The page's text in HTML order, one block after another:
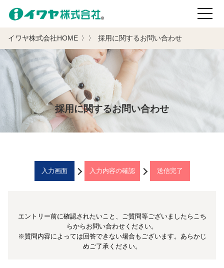
toggle
イワヤ株式会社HOME
採用に関するお問い合わせ
採用に関するお問い合わせ
入力画面 入力内容の確認 送信完了
エントリー前に確認されたいこと、ご質問等ございましたらこち
らからお問い合わせください。
※質問内容によっては回答できない場合もございます。あらかじ
めご了承ください。